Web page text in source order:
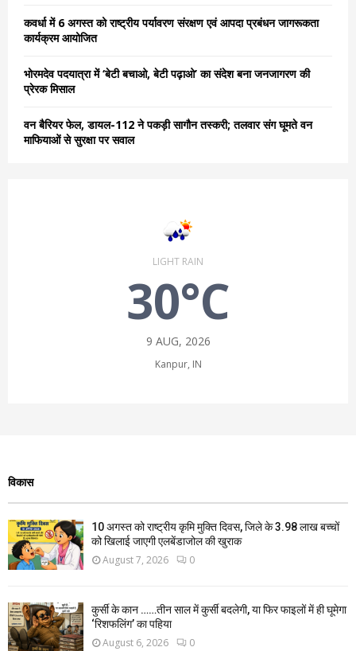
कवर्धा में 6 अगस्त को राष्ट्रीय पर्यावरण संरक्षण एवं आपदा प्रबंधन जागरूकता
कार्यक्रम आयोजित
भोरमदेव पदयात्रा में ‘बेटी बचाओ, बेटी पढ़ाओ’ का संदेश बना जनजागरण की
प्रेरक मिसाल
वन बैरियर फेल, डायल-112 ने पकड़ी सागौन तस्करी; तलवार संग घूमते वन
माफियाओं से सुरक्षा पर सवाल
LIGHT RAIN
30°C
9 AUG, 2026
Kanpur, IN
विकास
10 अगस्त को राष्ट्रीय कृमि मुक्ति दिवस, जिले के 3.98 लाख बच्चों
को खिलाई जाएगी एलबेंडाजोल की खुराक
August 7, 2026 0
कुर्सी के कान ……तीन साल में कुर्सी बदलेगी, या फिर फाइलों में ही घूमेगा
‘रिशफलिंग’ का पहिया
August 6, 2026 0